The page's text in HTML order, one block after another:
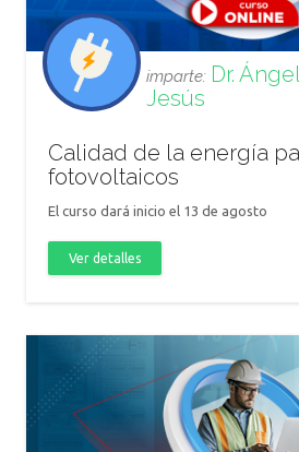
imparte: Dr.
Jesús
Calidad de la energía
fotovoltaicos
El curso dará inicio el 13 de agosto
Ver detalles